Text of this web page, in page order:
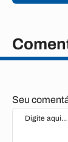
Seu